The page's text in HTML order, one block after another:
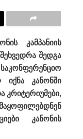
კამპანიის
შედგა
კანონში
კრიტერიუმები,
კანონის